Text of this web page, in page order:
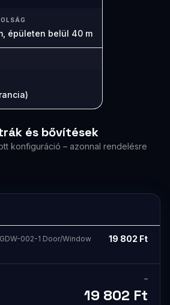
épületen belül 40 m
és bővítések
konfiguráció – azonnal rendelésre
002-1 Door/Window
19 802 Ft
–
19 802 Ft